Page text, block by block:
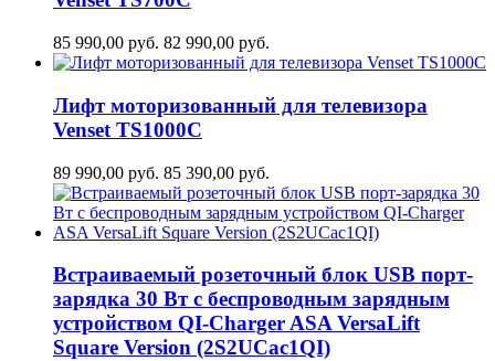
85 990,00 руб. 82 990,00 руб.
Лифт моторизованный для телевизора
Venset TS1000C
89 990,00 руб. 85 390,00 руб.
Встраиваемый розеточный блок USB порт-
зарядка 30 Вт c беспроводным зарядным
устройством QI-Charger ASA VersaLift
Square Version (2S2UCaс1QI)